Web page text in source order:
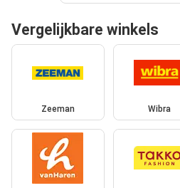
Vergelijkbare winkels
Zeeman Wibra